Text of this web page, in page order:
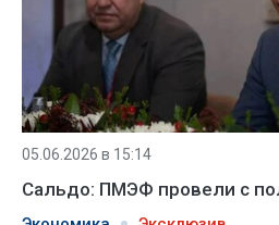
05.06.2026 в 15:14
Сальдо: ПМЭФ провели с